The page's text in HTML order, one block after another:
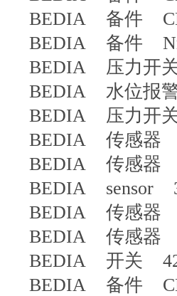
BEDIA 备件
BEDIA 备件
BEDIA 压力开
BEDIA 水位报
BEDIA 压力开
BEDIA 传感器
BEDIA 传感器
BEDIA sensor
BEDIA 传感器
BEDIA 传感器
BEDIA 开关
BEDIA 备件